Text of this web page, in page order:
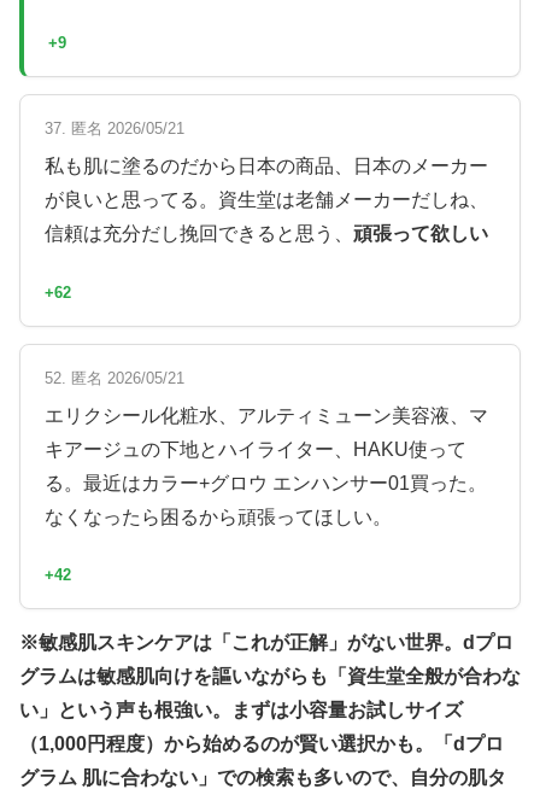
+9
37. 匿名 2026/05/21
私も肌に塗るのだから日本の商品、日本のメーカー
が良いと思ってる。資生堂は老舗メーカーだしね、
信頼は充分だし挽回できると思う、 頑張って欲しい
+62
52. 匿名 2026/05/21
エリクシール化粧水、アルティミューン美容液、マ
キアージュの下地とハイライター、HAKU使って
る。最近はカラー+グロウ エンハンサー01買った。
なくなったら困るから頑張ってほしい。
+42
※敏感肌スキンケアは「これが正解」がない世界。dプロ
グラムは敏感肌向けを謳いながらも「資生堂全般が合わな
い」という声も根強い。まずは小容量お試しサイズ
（1,000円程度）から始めるのが賢い選択かも。「dプロ
グラム 肌に合わない」での検索も多いので、自分の肌タ